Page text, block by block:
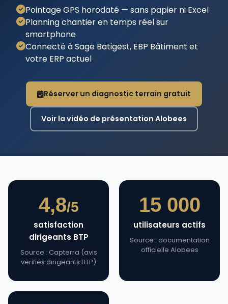
Pointage GPS horodaté — sans papier ni Excel
Planning chantier en temps réel sur
smartphone
Connecté à Sage Batigest, EBP Bâtiment et
votre ERP actuel
Réserver un diagnostic terrain gratuit
Voir la vidéo de présentation Alobees
4,8/5
satisfaction
dirigeants BTP
Source : Capterra (avis
vérifiés dirigeants BTP)
15 000
utilisateurs actifs
Source : documentation
officielle Alobees